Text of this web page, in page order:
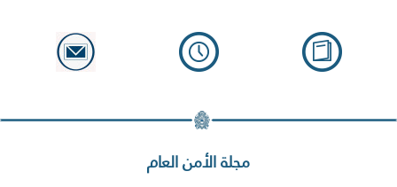
مجلة الأمن العام